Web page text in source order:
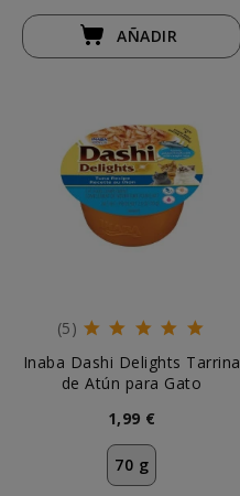
AÑADIR
(5)
Inaba Dashi Delights Tarrina
de Atún para Gato
1,99 €
70 g